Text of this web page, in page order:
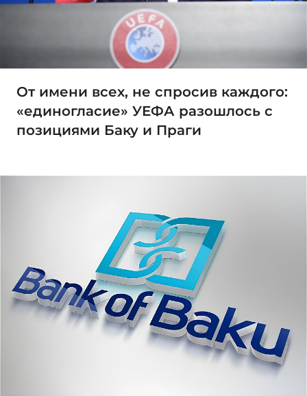
От имени всех, не спросив каждого:
«единогласие» УЕФА разошлось с
позициями Баку и Праги